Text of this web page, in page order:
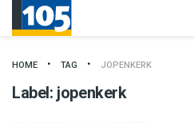
HOME TAG JOPENKERK
Label: jopenkerk